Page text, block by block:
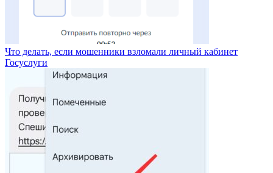
Что делать, если мошенники взломали личный кабинет
Госуслуги